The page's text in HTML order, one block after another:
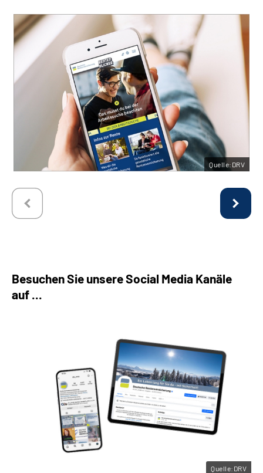
Quelle:DRV
Besuchen Sie unsere Social Media Kanäle
auf ...
Quelle:DRV